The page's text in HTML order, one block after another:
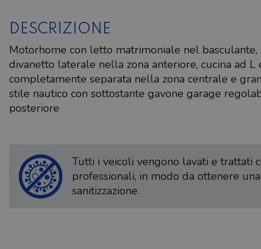
DESCRIZIONE
Motorhome con letto matrimoniale nel basculante,
divanetto laterale nella zona anteriore, cucina ad L
completamente separata nella zona centrale e
stile nautico con sottostante gavone garage
posteriore
Tutti i veicoli vengono lavati e trattati
professionali, in modo da ottenere
sanitizzazione.